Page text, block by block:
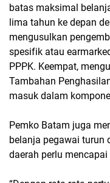
batas maksimal
lima tahun ke depan
mengusulkan
spesifik atau
PPPK. Keempat,
Tambahan
masuk dalam
Pemko Batam juga
belanja pegawai turun
daerah perlu